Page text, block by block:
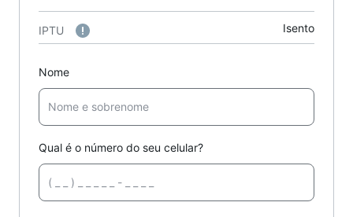
IPTU Isento
Nome
Qual é o número do seu celular?